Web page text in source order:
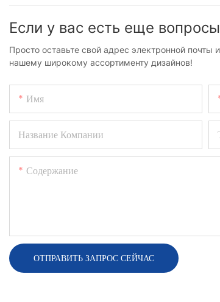
Если у вас есть еще
Просто оставьте свой адрес электронной
нашему широкому ассортименту дизайнов!
Имя
Название Компании
Содержание
ОТПРАВИТЬ ЗАПРОС СЕЙЧАС